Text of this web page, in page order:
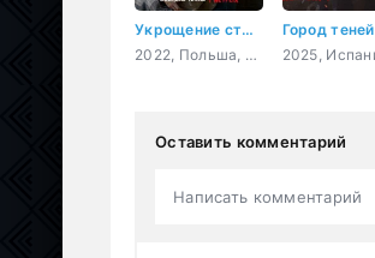
Укрощение строптивой
2022, Польша, мелодрама, комедия
Город теней
Оставить комментарий
Написать комментарий